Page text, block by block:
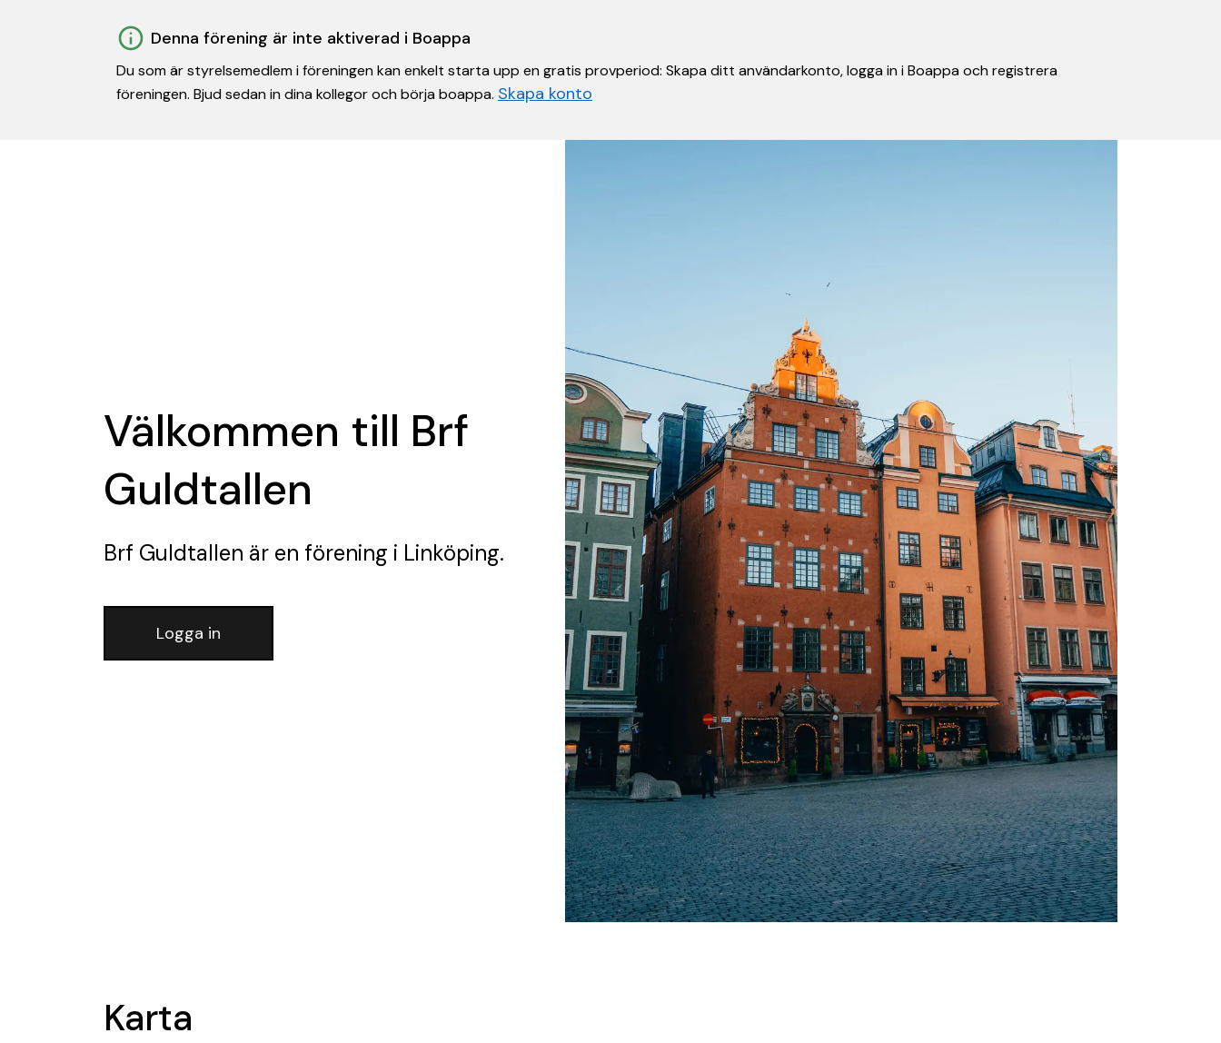
Denna förening är inte aktiverad i Boappa
Du som är styrelsemedlem i föreningen kan enkelt starta upp en gratis provperiod: Skapa ditt användarkonto, logga in i Boappa och registrera
föreningen. Bjud sedan in dina kollegor och börja boappa. Skapa konto
Välkommen till Brf
Guldtallen
Brf Guldtallen är en förening i Linköping.
Logga in
Karta